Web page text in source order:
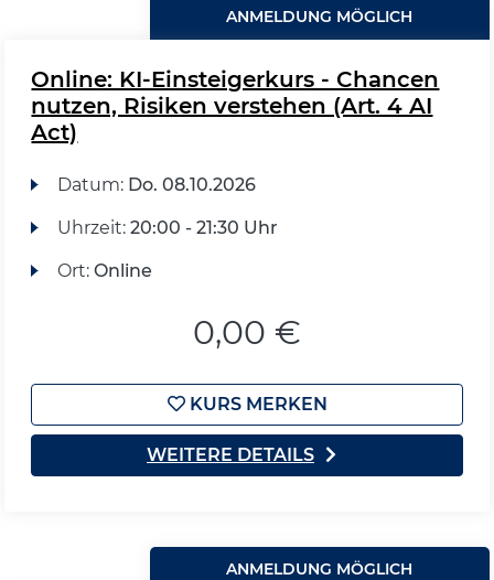
ANMELDUNG MÖGLICH
Online: KI-Einsteigerkurs - Chancen
nutzen, Risiken verstehen (Art. 4 AI
Act)
Datum: Do. 08.10.2026
Uhrzeit: 20:00 - 21:30 Uhr
Ort: Online
0,00 €
KURS MERKEN
WEITERE DETAILS
ANMELDUNG MÖGLICH